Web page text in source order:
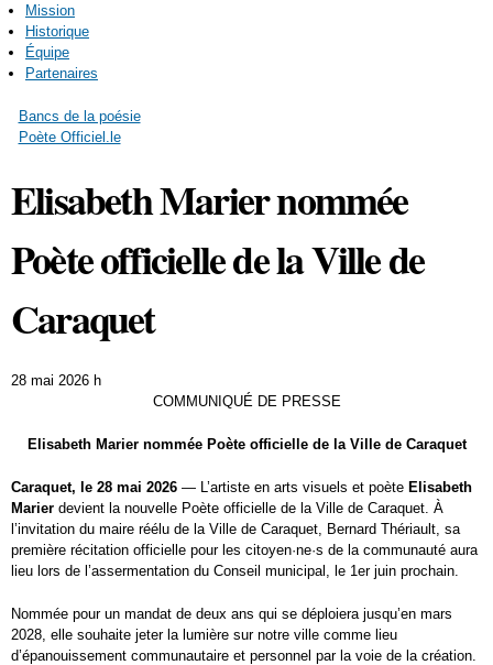
Mission
Historique
Équipe
Partenaires
Bancs de la poésie
Poète Officiel.le
Elisabeth Marier nommée
Poète officielle de la Ville de
Caraquet
28 mai 2026 h
COMMUNIQUÉ DE PRESSE
Elisabeth Marier nommée Poète officielle de la Ville de Caraquet
Caraquet, le 28 mai 2026 — L’artiste en arts visuels et poète Elisabeth
Marier devient la nouvelle Poète officielle de la Ville de Caraquet. À
l’invitation du maire réélu de la Ville de Caraquet, Bernard Thériault, sa
première récitation officielle pour les citoyen·ne·s de la communauté aura
lieu lors de l’assermentation du Conseil municipal, le 1er juin prochain.
Nommée pour un mandat de deux ans qui se déploiera jusqu’en mars
2028, elle souhaite jeter la lumière sur notre ville comme lieu
d’épanouissement communautaire et personnel par la voie de la création.